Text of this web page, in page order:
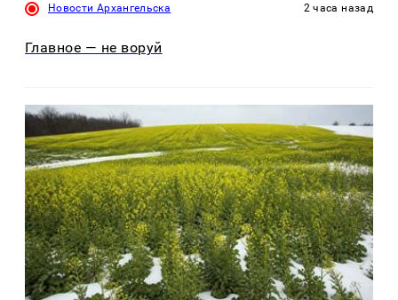
Новости Архангельска 2 часа назад
Главное — не воруй